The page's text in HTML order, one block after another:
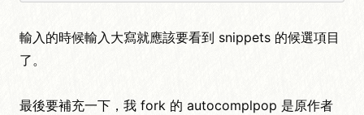
輸入的時候輸入大寫就應該要看到 snippets 的候選項目
了。
最後要補充一下，我 fork 的 autocomplpop 是原作者